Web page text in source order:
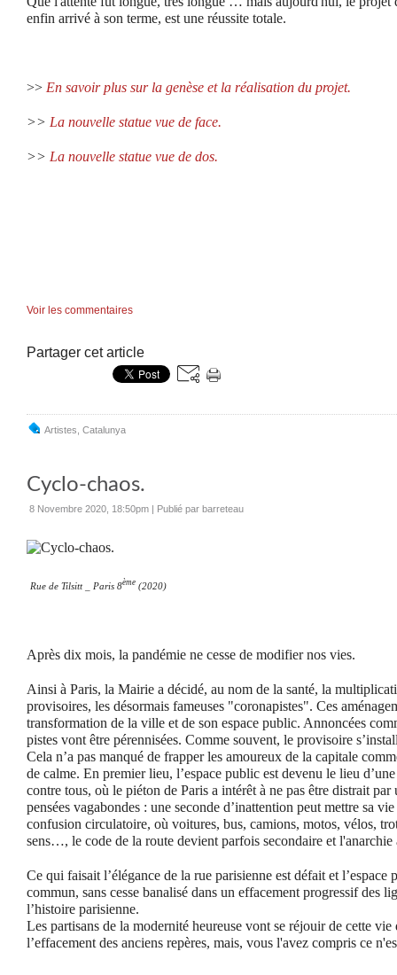
enfin arrivé à son terme, est une réussite totale.
>> En savoir plus sur la genèse et la réalisation du projet.
>> La nouvelle statue vue de face.
>> La nouvelle statue vue de dos.
Voir les commentaires
Partager cet article
Artistes Catalunya
Cyclo-chaos.
8 Novembre 2020, 18:50pm | Publié par barreteau
Rue de Tilsitt _ Paris 8ème (2020)
Après dix mois, la pandémie ne cesse de modifier nos vies.
Ainsi à Paris, la Mairie a décidé, au nom de la santé, la
provisoires, les désormais fameuses "coronapistes". Ces
transformation de la ville et de son espace public. Annoncées
pistes vont être pérennisées. Comme souvent, le provisoire
Cela n’a pas manqué de frapper les amoureux de la capitale
de calme. En premier lieu, l’espace public est devenu le lieu
contre tous, où le piéton de Paris a intérêt à ne pas être distrait par
pensées vagabondes : une seconde d’inattention peut mettre sa
confusion circulatoire, où voitures, bus, camions, motos, vélos,
sens…, le code de la route devient parfois secondaire et l'anarchie
Ce qui faisait l’élégance de la rue parisienne est défait et
commun, sans cesse banalisé dans un effacement progressif des
l’histoire parisienne.
Les partisans de la modernité heureuse vont se réjouir de cette vie
l’effacement des anciens repères, mais, vous l'avez compris ce